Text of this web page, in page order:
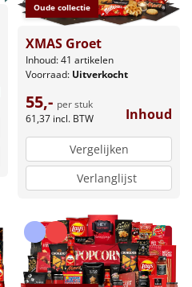
Oude collectie
XMAS Groet
Inhoud: 41 artikelen
Voorraad: Uitverkocht
55,- per stuk
61,37 incl. BTW Inhoud
Vergelijken
Verlanglijst